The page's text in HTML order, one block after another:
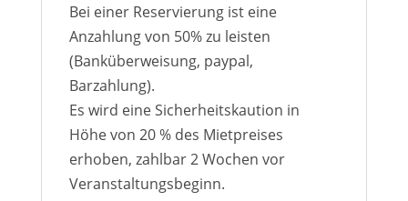
Bei einer Reservierung ist eine
Anzahlung von 50% zu leisten
(Banküberweisung, paypal,
Barzahlung).
Es wird eine Sicherheitskaution in
Höhe von 20 % des Mietpreises
erhoben, zahlbar 2 Wochen vor
Veranstaltungsbeginn.